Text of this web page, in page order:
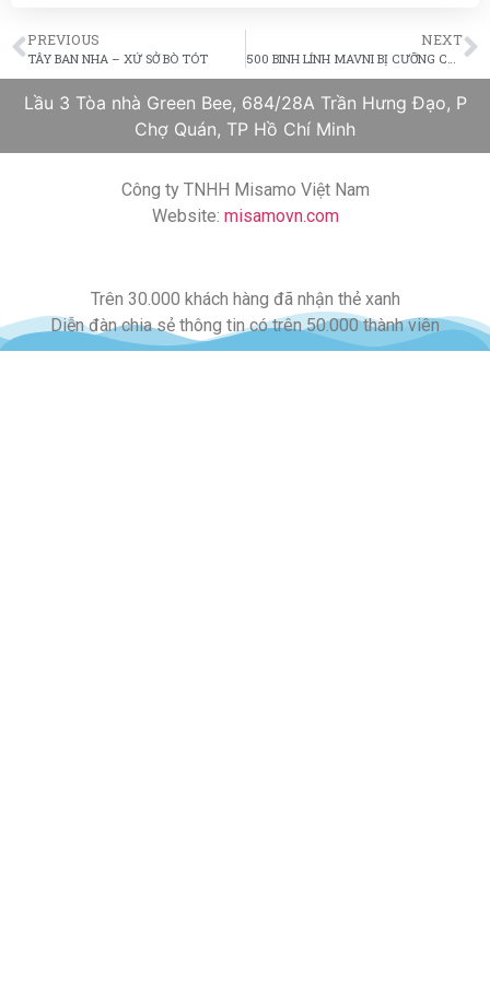
PREVIOUS
TÂY BAN NHA – XỨ SỞ BÒ TÓT
NEXT
Lầu 3 Tòa nhà Green Bee, 684/28A Trần Hưng Đạo, P
Chợ Quán, TP Hồ Chí Minh
Công ty TNHH Misamo Việt Nam
Website: misamovn.com
Trên 30.000 khách hàng đã nhận thẻ xanh
Diễn đàn chia sẻ thông tin có trên 50.000 thành viên